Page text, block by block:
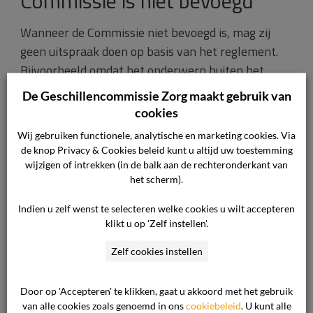
Wanneer de Commissie niet bevoegd is, mag zij
geen uitspraak doen op basis van het reglement.
Bijvoorbeeld omdat het onderwerp buiten het
werkterrein van de Commissie valt. Het
werkterrein van de Commissie staat omschreven
reglement van de commissie) van de Commissie.
Wat gaat er nu gebeuren?
We kunnen uw klacht helaas niet verder
het door u betaalde klachtengeld (gedeeltelijk)
leidt naar meer informatie over het klachtengeld).
De Geschillencommissie Zorg maakt gebruik van
cookies
Wij gebruiken functionele, analytische en marketing cookies. Via
de knop Privacy & Cookies beleid kunt u altijd uw toestemming
wijzigen of intrekken (in de balk aan de rechteronderkant van
het scherm).
Indien u zelf wenst te selecteren welke cookies u wilt accepteren
klikt u op 'Zelf instellen'.
Zelf cookies instellen
Door op 'Accepteren' te klikken, gaat u akkoord met het gebruik
van alle cookies zoals genoemd in onscookiebeleid . U kunt alle